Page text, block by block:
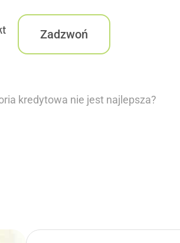
Zadzwoń
kredytowa nie jest najlepsza?